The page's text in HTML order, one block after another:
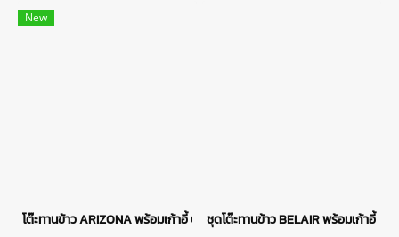
New
โต๊ะทานข้าว ARIZONA พร้อมเก้าอี้ CAPALBIOชุดโต๊ะทานข้าว BELAIR พร้อมเก้าอี้